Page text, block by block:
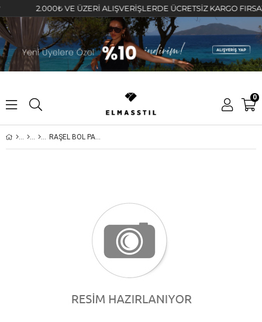
2.000₺ VE ÜZERİ ALIŞVERİŞLERDE ÜCRETSİZ KARGO FIRSATINI
0
RAŞEL BOL PAÇA PANTOLON